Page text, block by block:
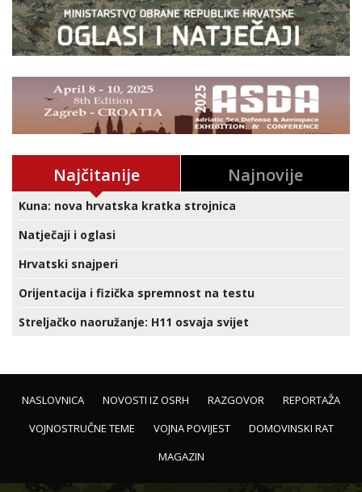
Najčitanije Najnovije
Kuna: nova hrvatska kratka strojnica
Natječaji i oglasi
Hrvatski snajperi
Orijentacija i fizička spremnost na testu
Streljačko naoružanje: H11 osvaja svijet
NASLOVNICA NOVOSTI IZ OSRH RAZGOVOR
REPORTAŽA
VOJNOSTRUČNE TEME
VOJNA POVIJEST
DOMOVINSKI RAT
MAGAZIN